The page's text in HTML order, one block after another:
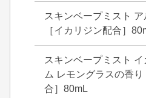
スキンベープミスト
［イカリジン配合］
スキンベープミスト
ム レモングラスの香
合］80mL